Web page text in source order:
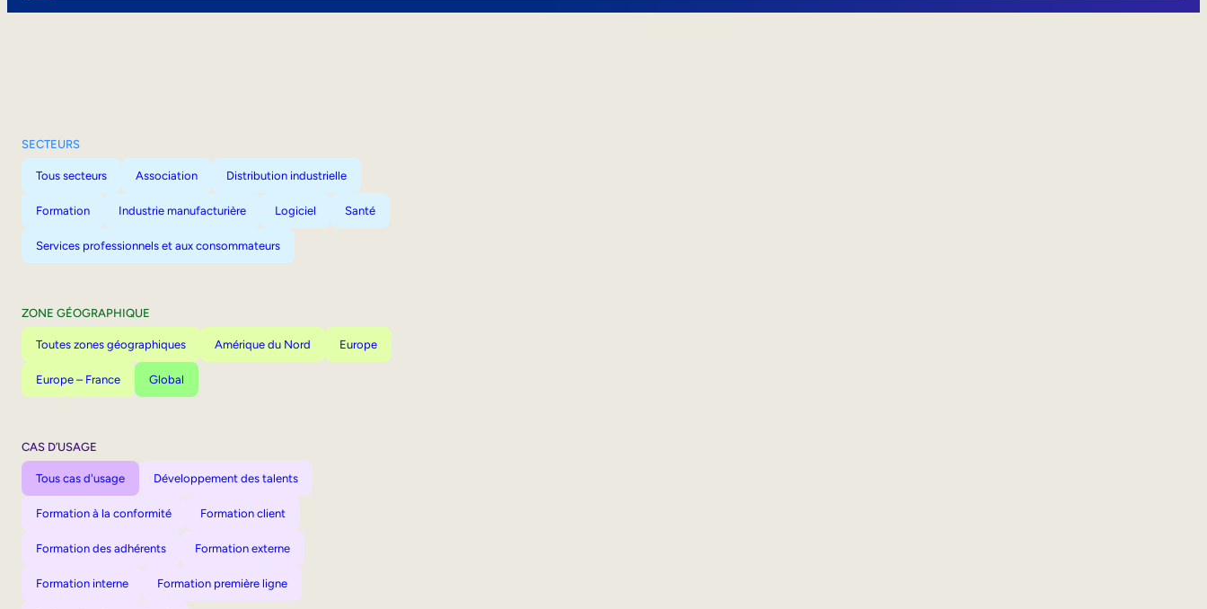
SECTEURS
Tous secteurs Association Distribution industrielle
Formation Industrie manufacturière Logiciel Santé
Services professionnels et aux consommateurs
ZONE GÉOGRAPHIQUE
Toutes zones géographiques Amérique du Nord Europe
Europe – France Global
CAS D’USAGE
Tous cas d'usage Développement des talents
Formation à la conformité Formation client
Formation des adhérents Formation externe
Formation interne Formation première ligne